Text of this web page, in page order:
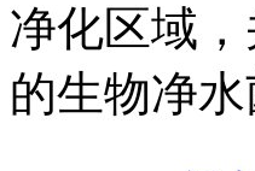
净化区域
的生物净水